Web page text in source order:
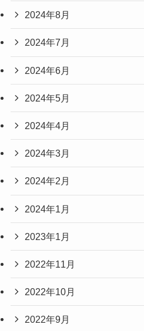
2024年8月
2024年7月
2024年6月
2024年5月
2024年4月
2024年3月
2024年2月
2024年1月
2023年1月
2022年11月
2022年10月
2022年9月